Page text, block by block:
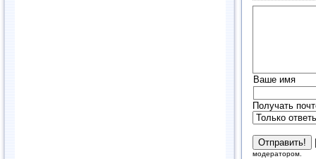
Ваше имя
Получать
модератором.